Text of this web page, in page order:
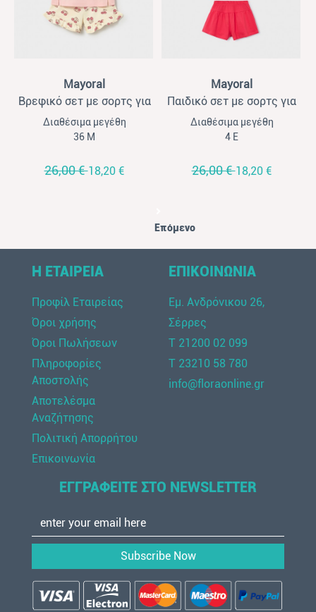
Mayoral
Βρεφικό σετ με σορτς για
κορίτσια Mayoral ροζ-
μπεζ
Διαθέσιμα μεγέθη
36 Μ
26,00 €18,20 €
Mayoral
Παιδικό σετ με σορτς για
κορίτσια Mayoral 3τμχ
κόκκινο
Διαθέσιμα μεγέθη
4 Ε
26,00 €18,20 €
Επόμενο
Η ΕΤΑΙΡΕΙΑ
Προφίλ Εταιρείας
Όροι χρήσης
Όροι Πωλήσεων
Πληροφορίες
Αποστολής
Αποτελέσμα
Αναζήτησης
Πολιτική Απορρήτου
Επικοινωνία
ΕΠΙΚΟΙΝΩΝΙΑ
Εμ. Ανδρόνικου 26,
Σέρρες
Τ 21200 02 099
Τ 23210 58 780
info@floraonline.gr
ΕΓΓΡΑΦΕΙΤΕ ΣΤΟ NEWSLETTER
Subscribe Now